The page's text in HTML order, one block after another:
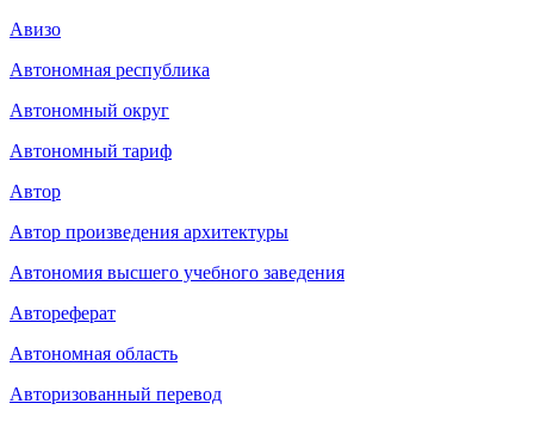
Авизо
Автономная республика
Автономный округ
Автономный тариф
Автор
Автор произведения архитектуры
Автономия высшего учебного заведения
Автореферат
Автономная область
Авторизованный перевод